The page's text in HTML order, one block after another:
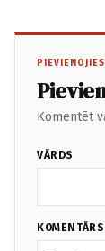
Komentēt
VĀRDS
KOMENTĀRS